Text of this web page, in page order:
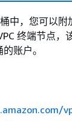
中，您可以附
终端节点，
账户。